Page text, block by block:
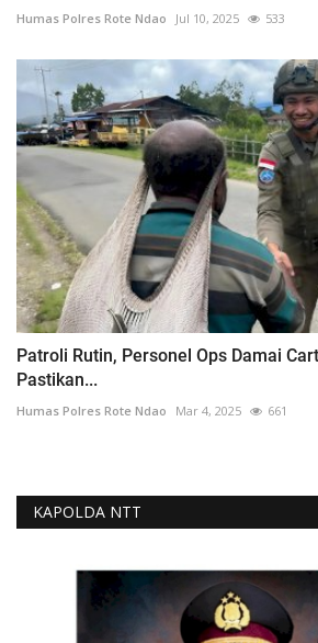
Humas Polres Rote Ndao Jul 10, 2025 533
Patroli Rutin, Personel Ops Damai
Pastikan...
Humas Polres Rote Ndao Mar 4, 2025 661
KAPOLDA NTT